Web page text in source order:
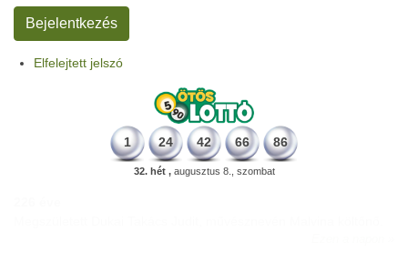
Elfelejtett jelszó
1 24 42 66 86
32. hét ,augusztus 8., szombat